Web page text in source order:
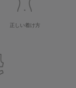
正しい着け方